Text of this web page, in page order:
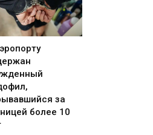
за
более 10